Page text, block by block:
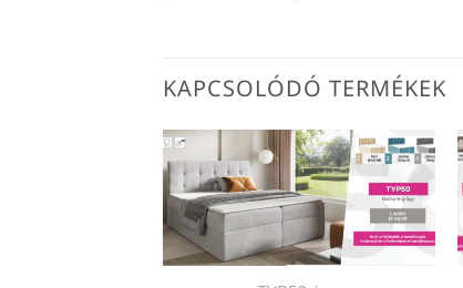
KAPCSOLÓDÓ TERMÉKEK